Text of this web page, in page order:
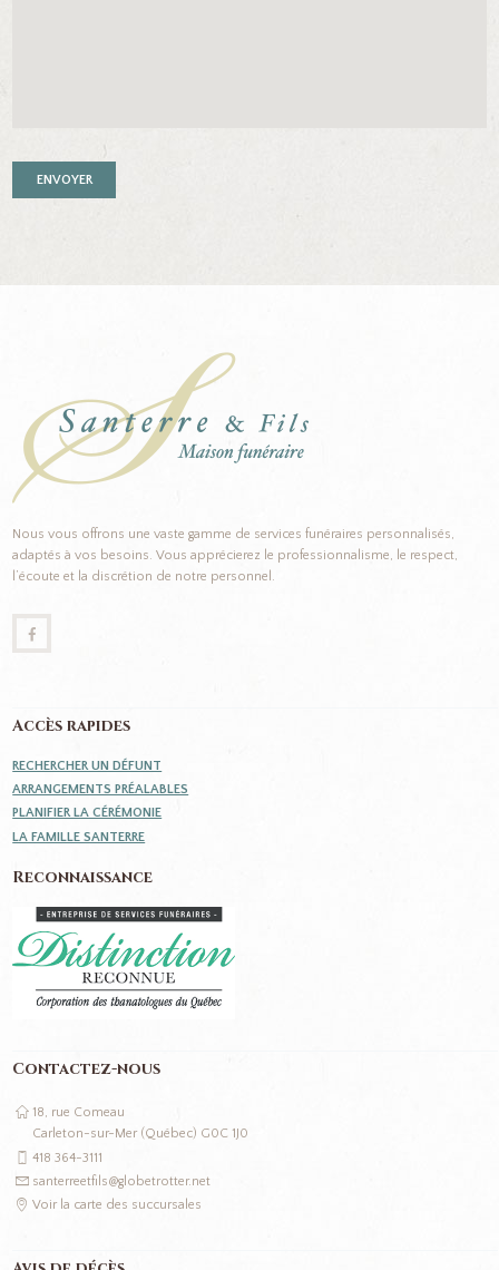
Nous vous offrons une vaste gamme de services funéraires personnalisés,
adaptés à vos besoins. Vous apprécierez le professionnalisme, le respect,
l’écoute et la discrétion de notre personnel.
Accès rapides
RECHERCHER UN DÉFUNT
ARRANGEMENTS PRÉALABLES
PLANIFIER LA CÉRÉMONIE
LA FAMILLE SANTERRE
Reconnaissance
Contactez-nous
18, rue Comeau
Carleton-sur-Mer (Québec) G0C 1J0
418 364-3111
santerreetfils@globetrotter.net
Voir la carte des succursales